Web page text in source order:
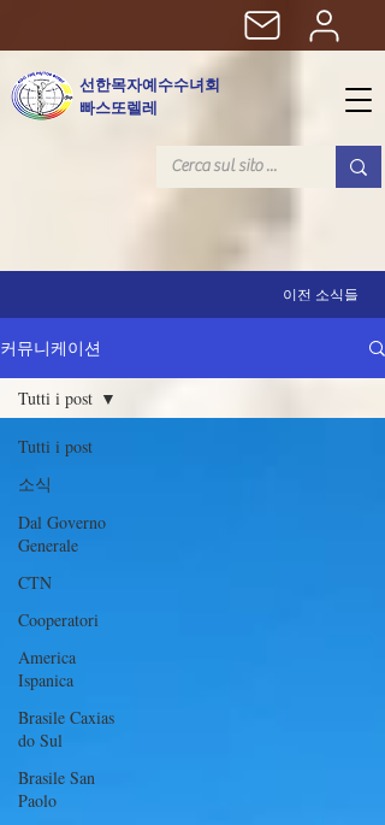
선한목자예수수녀회
빠스또렐레
이전 소식들
커뮤니케이션
Tutti i post
소식
Dal Governo
Generale
CTN
Cooperatori
America
Ispanica
Brasile Caxias
do Sul
Brasile San
Paolo
Tutti i post